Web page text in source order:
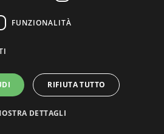
“Difficile contrarre la spesa
sulla sanità. Ci saranno
ordinario la spesa sanitaria
dei bilanci. Difficile pensare di
regionale di quattro
FUNZIONALITÀ
RIFIUTA TUTTO
DETTAGLI